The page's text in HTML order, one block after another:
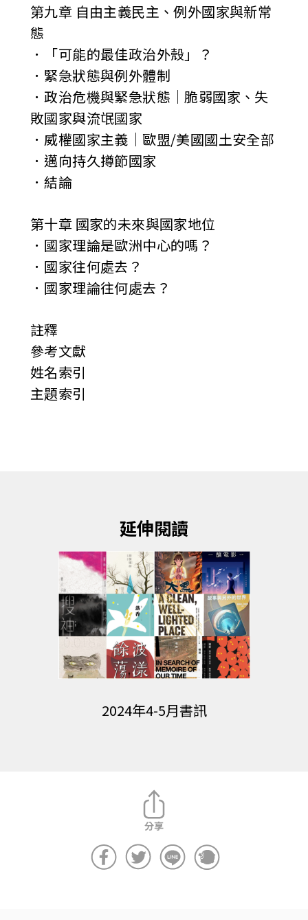
第九章 自由主義民主、例外國家與新常
態
．「可能的最佳政治外殼」？
．緊急狀態與例外體制
．政治危機與緊急狀態│脆弱國家、失
敗國家與流氓國家
．威權國家主義│歐盟/美國國土安全部
．邁向持久撙節國家
．結論
第十章 國家的未來與國家地位
．國家理論是歐洲中心的嗎？
．國家往何處去？
．國家理論往何處去？
註釋
參考文獻
姓名索引
主題索引
延伸閱讀
2024年4-5月書訊